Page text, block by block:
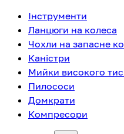
Інструменти
Ланцюги на колеса
Чохли на запасне
Каністри
Мийки високого
Пилососи
Домкрати
Компресори